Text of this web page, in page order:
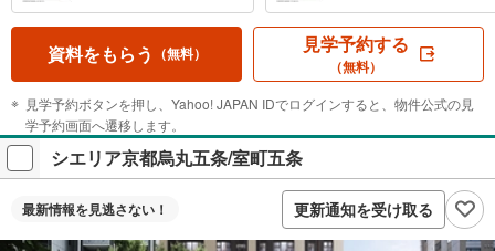
資料をもらう （無料） 見学予約する
（無料）
見学予約ボタンを押し、Yahoo! JAPAN IDでログインすると、物件公式の見
学予約画面へ遷移します。
シエリア京都烏丸五条/室町五条
最新情報を見逃さない！ 更新通知を受け取る